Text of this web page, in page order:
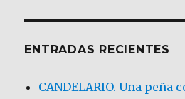
ENTRADAS RECIENTES
CANDELARIO. Una peña